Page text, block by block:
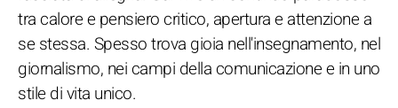
tra calore e pensiero critico, apertura e attenzione a
se stessa. Spesso trova gioia nell'insegnamento, nel
giornalismo, nei campi della comunicazione e in uno
stile di vita unico.